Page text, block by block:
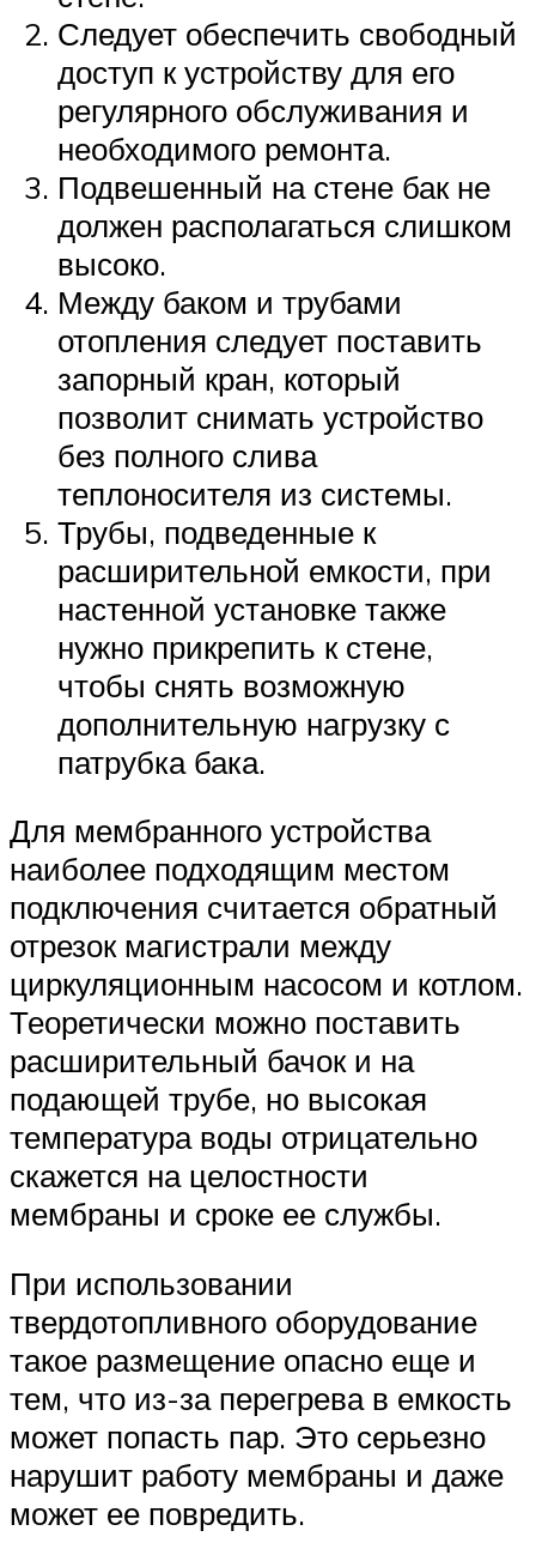
Следует обеспечить свободный
доступ к устройству для его
регулярного обслуживания и
необходимого ремонта.
Подвешенный на стене бак не
должен располагаться слишком
высоко.
Между баком и трубами
отопления следует поставить
запорный кран, который
позволит снимать устройство
без полного слива
теплоносителя из системы.
Трубы, подведенные к
расширительной емкости, при
настенной установке также
нужно прикрепить к стене,
чтобы снять возможную
дополнительную нагрузку с
патрубка бака.
Для мембранного устройства
наиболее подходящим местом
подключения считается обратный
отрезок магистрали между
циркуляционным насосом и котлом.
Теоретически можно поставить
расширительный бачок и на
подающей трубе, но высокая
температура воды отрицательно
скажется на целостности
мембраны и сроке ее службы.
При использовании
твердотопливного оборудование
такое размещение опасно еще и
тем, что из-за перегрева в емкость
может попасть пар. Это серьезно
нарушит работу мембраны и даже
может ее повредить.